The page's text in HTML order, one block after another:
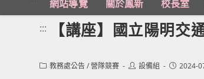
網站導覽 關於鳳新 校長室
::: 【講座】國立陽明交
Post教務處公告/營隊競賽
Post設備組
Post2024-